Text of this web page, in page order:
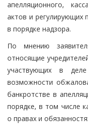
апелляционного,
актов и регулирующих
в порядке надзора.
По мнению
относящие
участвующих в
возможности
банкротстве в
порядке, в том числе
о правах и